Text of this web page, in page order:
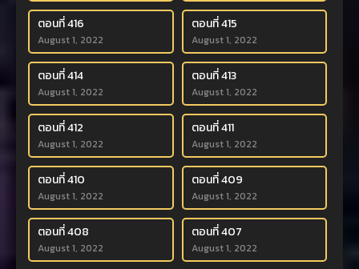
ตอนที่ 416
August 1, 2022
ตอนที่ 415
August 1, 2022
ตอนที่ 414
August 1, 2022
ตอนที่ 413
August 1, 2022
ตอนที่ 412
August 1, 2022
ตอนที่ 411
August 1, 2022
ตอนที่ 410
August 1, 2022
ตอนที่ 409
August 1, 2022
ตอนที่ 408
August 1, 2022
ตอนที่ 407
August 1, 2022